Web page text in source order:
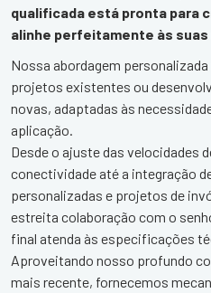
qualificada está pronta para
alinhe perfeitamente às
Nossa abordagem
projetos existentes ou
novas, adaptadas às
aplicação.
Desde o ajuste das velocidades
conectividade até a integração
personalizadas e projetos de
estreita colaboração com o
final atenda às especificações
Aproveitando nosso profundo
mais recente, fornecemos